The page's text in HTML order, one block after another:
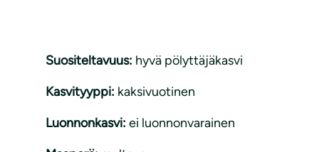
Suositeltavuus: hyvä pölyttäjäkasvi
Kasvityyppi: kaksivuotinen
Luonnonkasvi: ei luonnonvarainen